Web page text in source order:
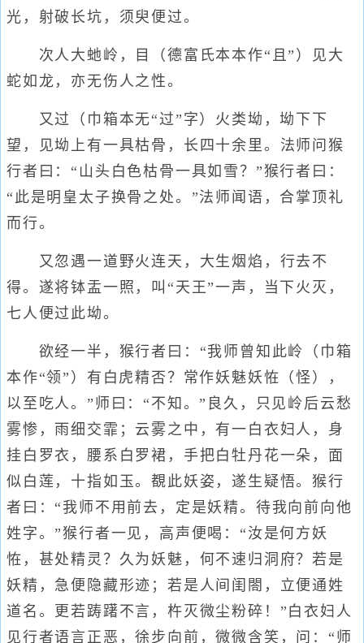
光，射破长坑，须臾便过。
次人大虵岭，目（德富氏本本作“且”）见大
蛇如龙，亦无伤人之性。
又过（巾箱本无“过”字）火类坳，坳下下
望，见坳上有一具枯骨，长四十余里。法师问猴
行者曰：“山头白色枯骨一具如雪？”猴行者曰：
“此是明皇太子换骨之处。”法师闻语，合掌顶礼
而行。
又忽遇一道野火连天，大生烟焰，行去不
得。遂将钵盂一照，叫“天王”一声，当下火灭，
七人便过此坳。
欲经一半，猴行者曰：“我师曾知此岭（巾箱
本作“领”）有白虎精否？常作妖魅妖恠（怪），
以至吃人。”师曰：“不知。”良久，只见岭后云愁
雾惨，雨细交霏；云雾之中，有一白衣妇人，身
挂白罗衣，腰系白罗裙，手把白牡丹花一朵，面
似白莲，十指如玉。覩此妖姿，遂生疑悟。猴行
者曰：“我师不用前去，定是妖精。待我向前向他
姓字。”猴行者一见，高声便喝：“汝是何方妖
恠，甚处精灵？久为妖魅，何不速归洞府？若是
妖精，急便隐藏形迹；若是人间闺閤，立便通姓
道名。更若踌躇不言，杵灭微尘粉碎！”白衣妇人
见行者语言正恶，徐步向前，微微含笑，问：“师